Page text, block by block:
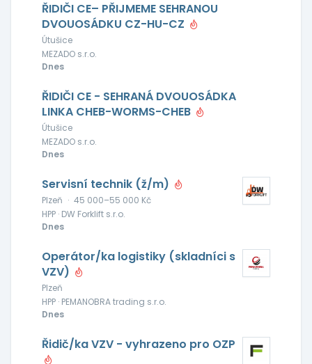
ŘIDIČI CE– PŘIJMEME SEHRANOU
DVOUOSÁDKU CZ-HU-CZ
Útušice
MEZADO s.r.o.
Dnes
ŘIDIČI CE - SEHRANÁ DVOUOSÁDKA
LINKA CHEB-WORMS-CHEB
Útušice
MEZADO s.r.o.
Dnes
Servisní technik (ž/m)
Plzeň · 45 000–55 000 Kč
HPP · DW Forklift s.r.o.
Dnes
Operátor/ka logistiky (skladníci s
VZV)
Plzeň
HPP · PEMANOBRA trading s.r.o.
Dnes
Řidič/ka VZV - vyhrazeno pro OZP